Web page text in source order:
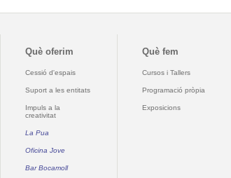
Què oferim
Cessió d'espais
Suport a les entitats
Impuls a la
creativitat
La Pua
Oficina Jove
Bar Bocamoll
Què fem
Cursos i Tallers
Programació pròpia
Exposicions